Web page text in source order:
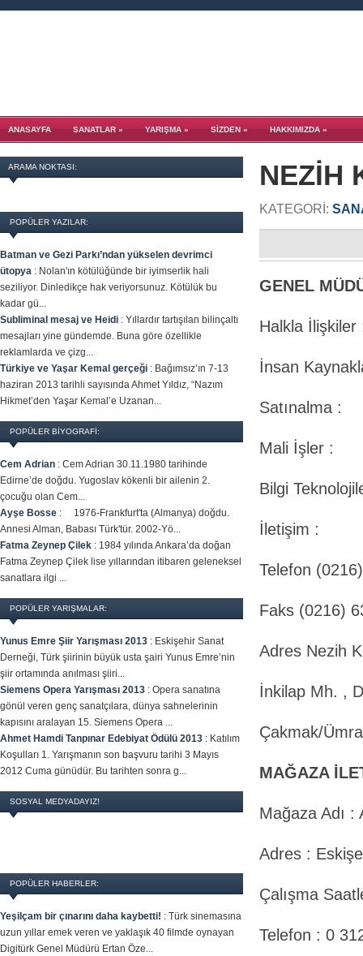
ANASAYFA SANATLAR» YARIŞMA» SİZDEN» HAKKIMIZDA»
NEZİH
KATEGORI:
GENEL
Halkla İlişkiler
İnsan
Satınalma :
Mali İşler :
Bilgi
İletişim :
Telefon
Faks (0216)
Adres Nezih
İnkilap Mh. ,
Çakmak/
MAĞAZA
Mağaza Adı :
Adres :
Çalışma
Telefon : 0
ARAMA NOKTASI:
POPÜLER YAZILAR:
Batman ve Gezi Parkı’ndan yükselen devrimci
ütopya : Nolan'ın kötülüğünde bir iyimserlik hali
seziliyor. Dinledikçe hak veriyorsunuz. Kötülük bu
kadar gü...
Subliminal mesaj ve Heidi : Yıllardır tartışılan bilinçaltı
mesajları yine gündemde. Buna göre özellikle
reklamlarda ve çizg...
Türkiye ve Yaşar Kemal gerçeği : Bağımsız’ın 7-13
haziran 2013 tarihli sayısında Ahmet Yıldız, “Nazım
Hikmet’den Yaşar Kemal’e Uzanan...
POPÜLER BİYOGRAFİ:
Cem Adrian : Cem Adrian 30.11.1980 tarihinde
Edirne’de doğdu. Yugoslav kökenli bir ailenin 2.
çocuğu olan Cem...
Ayşe Bosse :
1976-Frankfurt'ta (Almanya) doğdu.
Annesi Alman, Babası Türk'tür. 2002-Yö...
Fatma Zeynep Çilek : 1984 yılında Ankara’da doğan
Fatma Zeynep Çilek lise yıllarından itibaren geleneksel
sanatlara ilgi ...
POPÜLER YARIŞMALAR:
Yunus Emre Şiir Yarışması 2013 : Eskişehir Sanat
Derneği, Türk şiirinin büyük usta şairi Yunus Emre’nin
şiir ortamında anılması şiiri...
Siemens Opera Yarışması 2013 : Opera sanatına
gönül veren genç sanatçılara, dünya sahnelerinin
kapısını aralayan 15. Siemens Opera ...
Ahmet Hamdi Tanpınar Edebiyat Ödülü 2013 : Katılım
Koşulları 1. Yarışmanın son başvuru tarihi 3 Mayıs
2012 Cuma günüdür. Bu tarihten sonra g...
SOSYAL MEDYADAYIZ!
POPÜLER HABERLER:
Yeşilçam bir çınarını daha kaybetti! : Türk sinemasına
uzun yıllar emek veren ve yaklaşık 40 filmde oynayan
Digitürk Genel Müdürü Ertan Öze...